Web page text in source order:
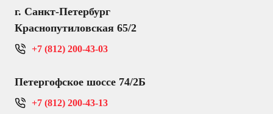
г. Санкт-Петербург
Краснопутиловская 65/2
+7 (812) 200-43-03
Петергофское шоссе 74/2Б
+7 (812) 200-43-13